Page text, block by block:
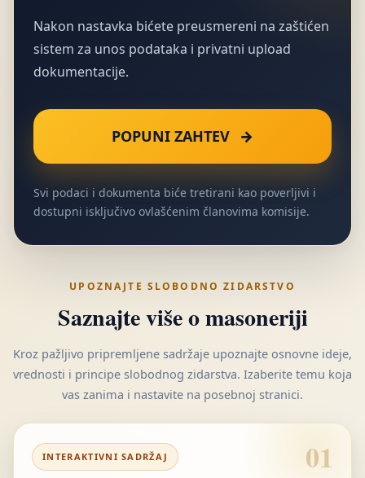
Nakon nastavka bićete preusmereni na zaštićen
sistem za unos podataka i privatni upload
dokumentacije.
POPUNI ZAHTEV →
Svi podaci i dokumenta biće tretirani kao poverljivi i
dostupni isključivo ovlašćenim članovima komisije.
UPOZNAJTE SLOBODNO ZIDARSTVO
Saznajte više o masoneriji
Kroz pažljivo pripremljene sadržaje upoznajte osnovne ideje,
vrednosti i principe slobodnog zidarstva. Izaberite temu koja
vas zanima i nastavite na posebnoj stranici.
INTERAKTIVNI SADRŽAJ 01